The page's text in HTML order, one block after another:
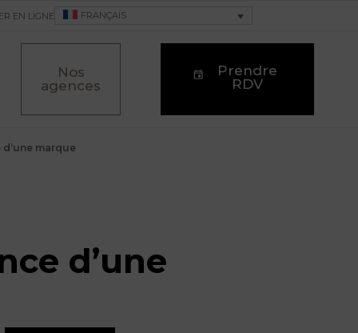
EN LIGNE FRANÇAIS
Nos
agences
Prendre
RDV
marque
d’une